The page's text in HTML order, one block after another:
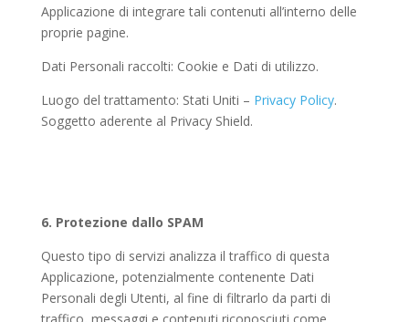
Applicazione di integrare tali contenuti all’interno delle
proprie pagine.
Dati Personali raccolti: Cookie e Dati di utilizzo.
Luogo del trattamento: Stati Uniti – Privacy Policy.
Soggetto aderente al Privacy Shield.
6. Protezione dallo SPAM
Questo tipo di servizi analizza il traffico di questa
Applicazione, potenzialmente contenente Dati
Personali degli Utenti, al fine di filtrarlo da parti di